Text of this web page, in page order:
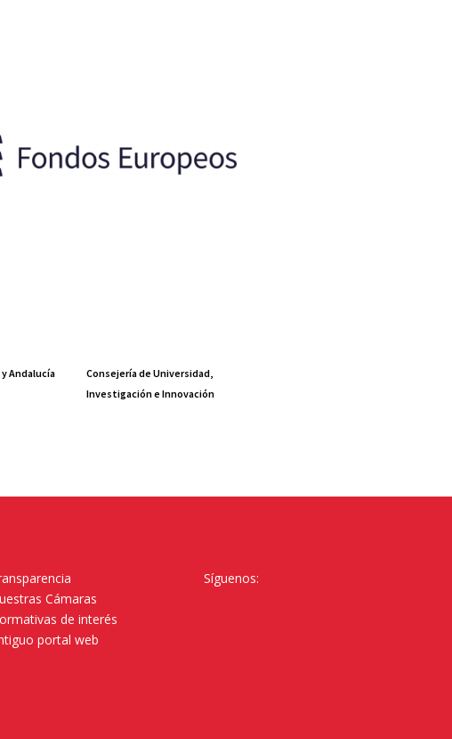
Andalucía
Consejería de Universidad,
Investigación e Innovación
Cámaras
de interés
portal web
Síguenos: